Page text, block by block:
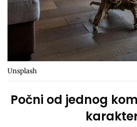
Unsplash
Počni od jednog